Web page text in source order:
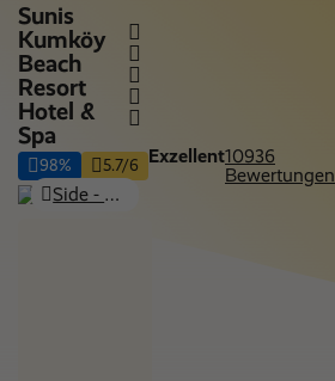
Sunis
Kumköy
Beach
Resort
Hotel &
Spa
Side - Kumköy, Side & Alanya
98% 5.7/6 Exzellent10936
Bewertungen